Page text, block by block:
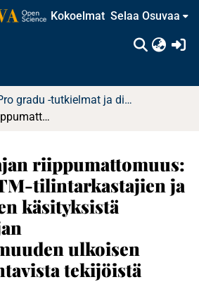
Kokoelmat Selaa Osuvaa
Pro gradu -tutkielmat ja diplomityöt (rajattu saatavuus)
Tilintarkastajan riippumattomuus: Tutkimus HTM-tilintarkastajien ja luotonantajien käsityksistä tilintarkastajan riippumattomuuden ulkoisen kuvan vaarantavista tekijöistä
riippumattomuus:
tilintarkastajien ja
käsityksistä
ulkoisen
tekijöistä